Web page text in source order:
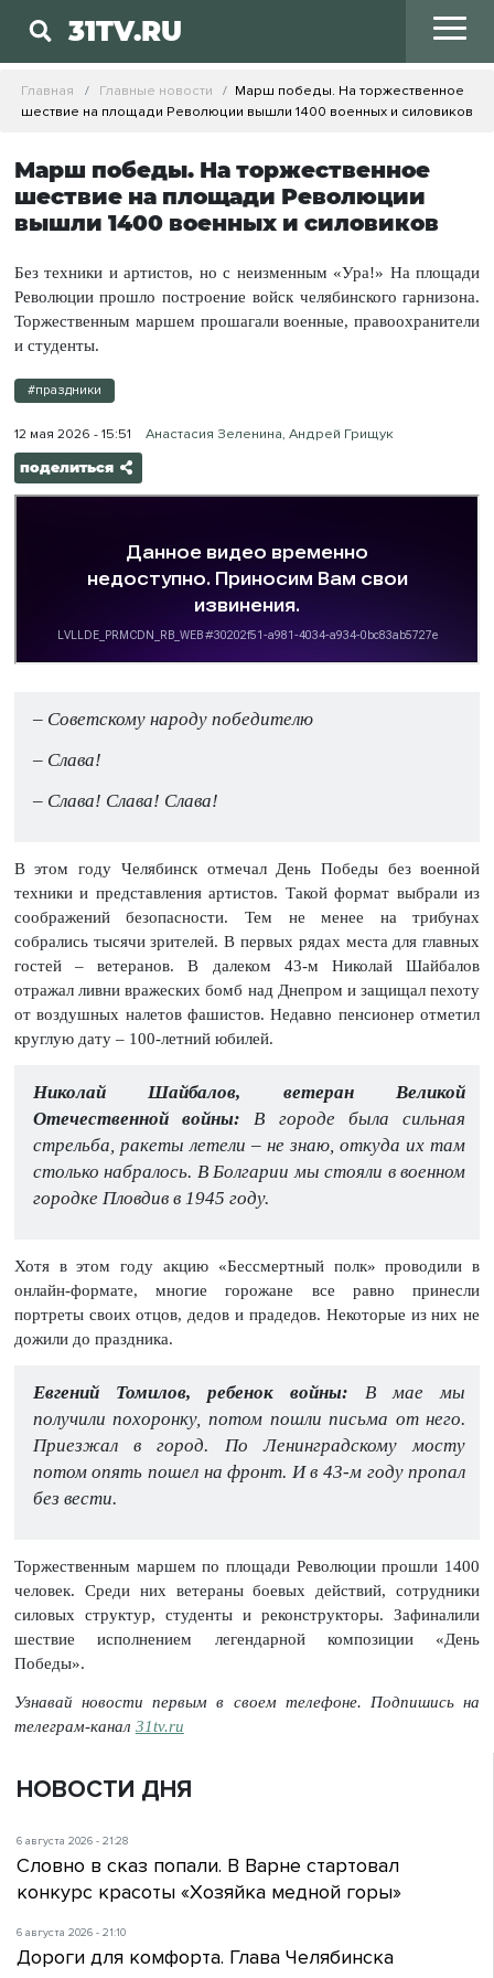
31TV.RU
Главная Главные новости
Марш победы. На торжественное
шествие на площади Революции вышли 1400 военных и силовиков
Марш победы. На торжественное
шествие на площади Революции
вышли 1400 военных и силовиков
Без техники и артистов, но с неизменным «Ура!» На площади
Революции прошло построение войск челябинского гарнизона.
Торжественным маршем прошагали военные, правоохранители
и студенты.
#праздники
12 мая 2026 - 15:51 Анастасия Зеленина, Андрей Грищук
поделиться
– Советскому народу победителю
– Слава!
– Слава! Слава! Слава!
В этом году Челябинск отмечал День Победы без военной
техники и представления артистов. Такой формат выбрали из
соображений безопасности. Тем не менее на трибунах
собрались тысячи зрителей. В первых рядах места для главных
гостей – ветеранов. В далеком 43-м Николай Шайбалов
отражал ливни вражеских бомб над Днепром и защищал пехоту
от воздушных налетов фашистов. Недавно пенсионер отметил
круглую дату – 100-летний юбилей.
Николай Шайбалов, ветеран Великой
Отечественной войны: В городе была сильная
стрельба, ракеты летели – не знаю, откуда их там
столько набралось. В Болгарии мы стояли в военном
городке Пловдив в 1945 году.
Хотя в этом году акцию «Бессмертный полк» проводили в
онлайн-формате, многие горожане все равно принесли
портреты своих отцов, дедов и прадедов. Некоторые из них не
дожили до праздника.
Евгений Томилов, ребенок войны: В мае мы
получили похоронку, потом пошли письма от него.
Приезжал в город. По Ленинградскому мосту
потом опять пошел на фронт. И в 43-м году пропал
без вести.
Торжественным маршем по площади Революции прошли 1400
человек. Среди них ветераны боевых действий, сотрудники
силовых структур, студенты и реконструкторы. Зафиналили
шествие исполнением легендарной композиции «День
Победы».
Узнавай новости первым в своем телефоне. Подпишись на
телеграм-канал 31tv.ru
НОВОСТИ ДНЯ
6 августа 2026 - 21:28
Словно в сказ попали. В Варне стартовал
конкурс красоты «Хозяйка медной горы»
6 августа 2026 - 21:10
Дороги для комфорта. Глава Челябинска